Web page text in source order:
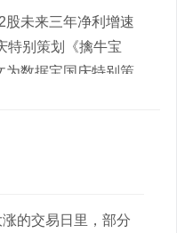
股未来三年净利增速
特别策划《擒牛宝
为数据宝国庆特别策
点上方，区间涨
点附近，区间涨幅
的交易日里，部分